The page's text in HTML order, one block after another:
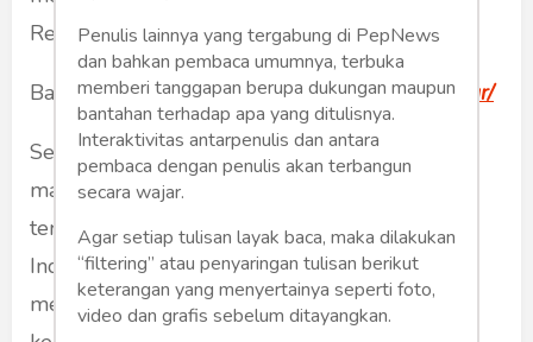
Republik Indonesia,” jelasnya.
Baca Juga Ini:https://dlhsawahlunto.org/struktur/
Selain kekuatan udara yang dimiliki TNI, Polri,
maupun BNPB, pesawat Hercules C-130J
terbaru dan Airbus A400 yang baru dimiliki
Indonesia beberapa pekan lalu telah
menunjukkan kontribusi nyata dalam operasi
Penulis lainnya yang tergabung di PepNews
dan bahkan pembaca umumnya, terbuka
memberi tanggapan berupa dukungan maupun
bantahan terhadap apa yang ditulisnya.
Interaktivitas antarpenulis dan antara
pembaca dengan penulis akan terbangun
secara wajar.
Agar setiap tulisan layak baca, maka dilakukan
“filtering” atau penyaringan tulisan berikut
keterangan yang menyertainya seperti foto,
video dan grafis sebelum ditayangkan.